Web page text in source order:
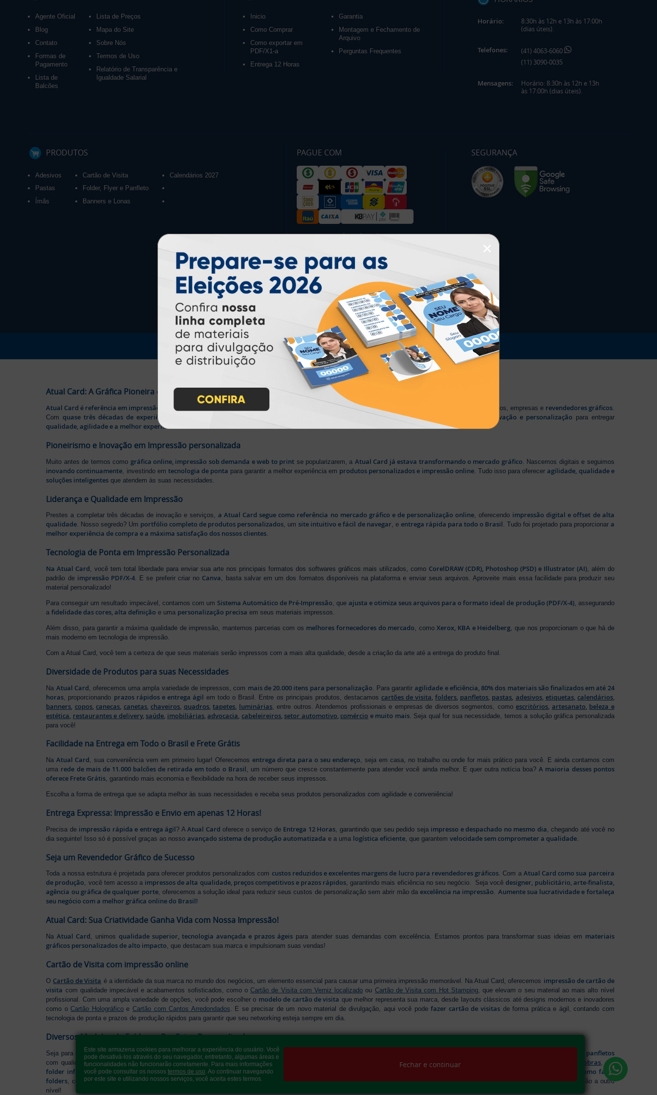
Agente Oficial
Blog
Contato
Formas de
Pagamento
Lista de
Balcões
Lista de Preços
Mapa do Site
Sobre Nós
Termos de Uso
Relatório de Transparência e
Igualdade Salarial
Inicio
Como Comprar
Como exportar em
PDF/X1-a
Entrega 12 Horas
Garantia
Montagem e Fechamento de
Arquivo
Perguntas Frequentes
Horário:
8:30h às 12h e 13h às 17:00h
(dias úteis).
Telefones:
(41) 4063-6060
(11) 3090-0035
Mensagens:
Horário: 8:30h às 12h e 13h
às 17:00h (dias úteis).
PRODUTOS
Adesivos
Pastas
Ímãs
Cartão de Visita
Folder, Flyer e Panfleto
Banners e Lonas
Calendários 2027
PAGUE COM
* Pagamento com cartão de crédito terá valor adicional.
PARTICIPE
SEGURANÇA
IMPRA INDUSTRIA GRAFICA LTDA | CNPJ: 28.045.354/0002-52
Atual Card © 2026. Todos os direitos reservados.
Atual Card: A Gráfica Pioneira em Personalização Online
Atual Card é referência em impressão gráfica online no Brasil , oferecendo uma ampla variedade de produtos e soluções para atender profissionais autônomos, empresas e revendedores gráficos.
Comquase três décadas de experiência , investindo continuamente em tecnologia, inovação e personalização para entregar
qualidade, agilidade e a melhor experiência
Pioneirismo e Inovação em Impressão personalizada
Muito antes de termos como gráfica online, impressão sob demanda e web to print se popularizarem, a Atual Card já estava transformando o mercado gráfico . Nascemos digitais e seguimos
inovando continuamente , investindo em tecnologia de ponta para garantir a melhor experiência em produtos personalizados e impressão online. Tudo isso para ofereceragilidade, qualidade e
soluções inteligentes que atendem às suas necessidades.
Liderança e Qualidade em Impressão
Prestes a completar três décadas de inovação e serviços,a Atual Card segue como referência no mercado gráfico e de personalização online, oferecendo impressão digital e offset de alta
qualidade. Nosso segredo? Um portfólio completo de produtos personalizados, um site intuitivo e fácil de navegar, e entrega rápida para todo o Brasil. Tudo foi projetado para proporcionar a
melhor experiência de compra e a máxima satisfação dos nossos clientes.
Tecnologia de Ponta em Impressão Personalizada
Na Atual Card, você tem total liberdade para enviar sua arte nos principais formatos dos softwares gráficos mais utilizados, como CorelDRAW (CDR), Photoshop (PSD) e Illustrator (AI), além do
padrão de impressão PDF/X-4. E se preferir criar no Canva, basta salvar em um dos formatos disponíveis na plataforma e enviar seus arquivos. Aproveite mais essa facilidade para produzir seu
material personalizado!
Para conseguir um resultado impecável, contamos com um Sistema Automático de Pré-Impressão, queajusta e otimiza seus arquivos para o formato ideal de produção (PDF/X-4), assegurando
afidelidade das cores, alta definição e uma personalização precisa em seus materiais impressos.
Além disso, para garantir a máxima qualidade de impressão, mantemos parcerias com os melhores fornecedores do mercado , comoXerox, KBA e Heidelberg , que nos proporcionam o que há de
mais moderno em tecnologia de impressão.
Com a Atual Card, você tem a certeza de que seus materiais serão impressos com a mais alta qualidade, desde a criação da arte até a entrega do produto final.
Diversidade de Produtos para suas Necessidades
Na Atual Card , oferecemos uma ampla variedade de impressos, com mais de 20.000 itens para personalização . Para garantiragilidade e eficiência, 80% dos materiais são finalizados em até 24
horas , proporcionando prazos rápidos e entrega ágil em todo o Brasil. Entre os principais produtos, destacamos cartões de visita ,folders panfletos pastas adesivos, etiquetas, calendários,
banners copos,canecas canetas,chaveiros quadros,tapetes luminárias, entre outros. Atendemos profissionais e empresas de diversos segmentos, comoescritórios artesanato beleza e
estética restaurantes e delivery, saúde imobiliárias,advocacia cabeleireiros, setor automotivo ,comércio e muito mais. Seja qual for sua necessidade, temos a solução gráfica personalizada
para você!
Facilidade na Entrega em Todo o Brasil e Frete Grátis
NaAtual Card, sua conveniência vem em primeiro lugar! Oferecemos entrega direta para o seu endereço, seja em casa, no trabalho ou onde for mais prático para você. E ainda contamos com
uma rede de mais de 11.000 balcões de retirada em todo o Brasil, um número que cresce constantemente para atender você ainda melhor. E quer outra notícia boa?A maioria desses pontos
oferece Frete Grátis, garantindo mais economia e flexibilidade na hora de receber seus impressos.
Escolha a forma de entrega que se adapta melhor às suas necessidades e receba seus produtos personalizados com agilidade e conveniência!
Entrega Expressa: Impressão e Envio em apenas 12 Horas!
Precisa de impressão rápida e entrega ágil? AAtual Card oferece o serviço de Entrega 12 Horas , garantindo que seu pedido seja impresso e despachado no mesmo dia , chegando até você no
dia seguinte! Isso só é possível graças ao nossoavançado sistema de produção automatizada e a uma logística eficiente , que garantemvelocidade sem comprometer a qualidade
Seja um Revendedor Gráfico de Sucesso
Toda a nossa estrutura é projetada para oferecer produtos personalizados com custos reduzidos e excelentes margens de lucro para revendedores gráficos. Com a Atual Card como sua parceira
de produção, você tem acesso a impressos de alta qualidade, preços competitivos e prazos rápidos, garantindo mais eficiência no seu negócio. Seja vocêdesigner, publicitário, arte-finalista,
agência ou gráfica de qualquer porte, oferecemos a solução ideal para reduzir seus custos de personalização sem abrir mão daexcelência na impressão. Aumente sua lucratividade e fortaleça
seu negócio com a melhor gráfica online do Brasil!
Atual Card: Sua Criatividade Ganha Vida com Nossa Impressão!
NaAtual Card, unimosqualidade superior, tecnologia avançada e prazos ágeis para atender suas demandas com excelência. Estamos prontos para transformar suas ideias em materiais
gráficos personalizados de alto impacto, que destacam sua marca e impulsionam suas vendas!
Cartão de Visita com impressão online
O Cartão de Visita é a identidade da sua marca no mundo dos negócios, um elemento essencial para causar uma primeira impressão memorável. Na Atual Card, oferecemos impressão de cartão de
visita com qualidade impecável e acabamentos sofisticados, como oCartão de Visita com Verniz localizado ou Cartão de Visita com Hot Stamping, que elevam o seu material ao mais alto nível
profissional. Com uma ampla variedade de opções, você pode escolher o modelo de cartão de visita que melhor representa sua marca, desde layouts clássicos até designs modernos e inovadores
como oCartão Holográficoe Cartão com Cantos Arredondados . E se precisar de um novo material de divulgação, aqui você podefazer cartão de visitasde forma prática e ágil, contando com
tecnologia de ponta e prazos de produção rápidos para garantir que seu networking esteja sempre em dia.
Diversos Modelos de Folders e Panfletos Personalizados
Seja para divulgar seu negócio, lançar uma promoção ou apresentar sua empresa com credibilidade, os impressão de panfletos
com qualidade excepcional, cortes precisos e acabamentos diferenciados para destacar sua mensagem. Temos o modelo de folderideal para cada necessidade, incluindo folder 2 dobras , um
folder informativoperfeito para organizar seu conteúdo de forma estratégica, ou
como fazer
folders , conte com nossa variedade de formatos e opções para criar um material que realmente se destaca. Produção ágil, entrega rápida e qualidade garantida para levar sua comunicação a outro
nível!
Este site armazena cookies para melhorar a experiência do usuário. Você
pode desativá-los através do seu navegador, entretanto, algumas áreas e
funcionalidades não funcionarão corretamente. Para mais informações
você pode consultar os nossos termos de uso . Ao continuar navegando
por este site e utilizando nossos serviços, você aceita estes termos.
Fechar e continuar